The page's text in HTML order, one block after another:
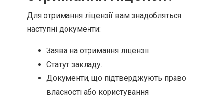
Для отримання ліцензії вам знадобляться
наступні документи:
Заява на отримання ліцензії.
Статут закладу.
Документи, що підтверджують право
власності або користування